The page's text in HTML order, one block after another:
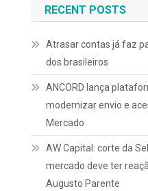
RECENT POSTS
Atrasar contas já faz
dos brasileiros
ANCORD lança
modernizar envio e
Mercado
AW Capital: corte da
mercado deve ter
Augusto Parente